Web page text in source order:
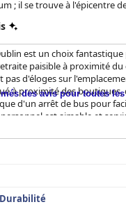
; il se trouve à l'épicentre
est un choix
paisible à proximité du
pas d'éloges sur
à proximité des boutiques,
d'un arrêt de bus pour
est aimable et
est agréable. Si le petit
le dîner est
excellent et incroyable. Les
La propreté de l'hôtel est
pour son service
et l'hôtel dégage
des avis pour toutes